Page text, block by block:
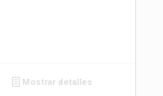
Mostrar detalles